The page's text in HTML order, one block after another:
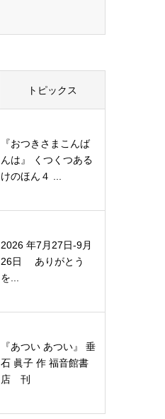
トピックス
『おつきさまこんば
んは』 くつくつある
けのほん４ ...
2026 年7月27日-9月
26日 ありがとう
を...
『あつい あつい』 垂
石 眞子 作 福音館書
店 刊